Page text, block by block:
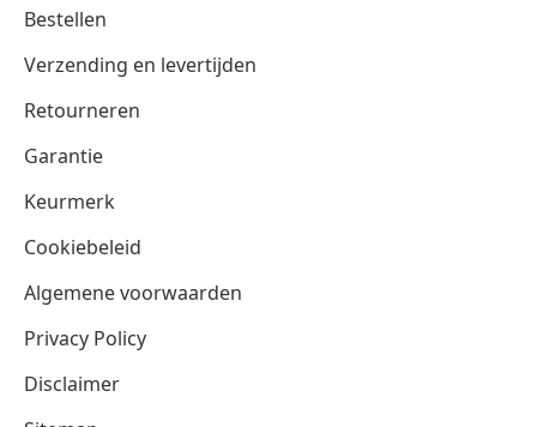
Bestellen
Verzending en levertijden
Retourneren
Garantie
Keurmerk
Cookiebeleid
Algemene voorwaarden
Privacy Policy
Disclaimer